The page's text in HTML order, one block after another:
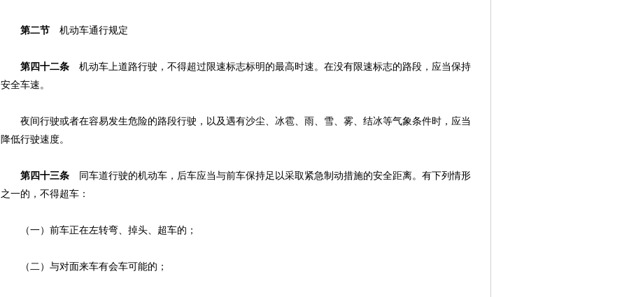
第二节 机动车通行规定
第四十二条 机动车上道路行驶，不得超过限速标志标明的最高时速。在没有限速标志的路段，应当保持
安全车速。
夜间行驶或者在容易发生危险的路段行驶，以及遇有沙尘、冰雹、雨、雪、雾、结冰等气象条件时，应当
降低行驶速度。
第四十三条 同车道行驶的机动车，后车应当与前车保持足以采取紧急制动措施的安全距离。有下列情形
之一的，不得超车：
（一）前车正在左转弯、掉头、超车的；
（二）与对面来车有会车可能的；